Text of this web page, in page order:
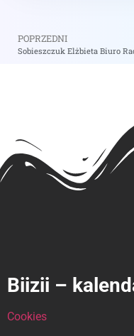
POPRZEDNI
Biizii –
Cookies